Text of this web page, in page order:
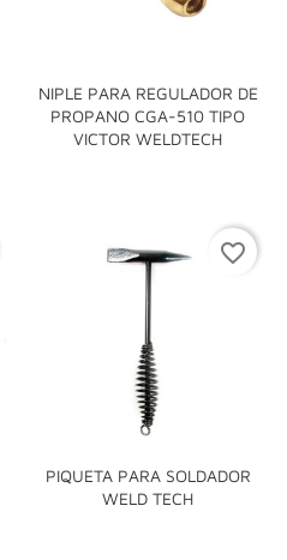
NIPLE PARA REGULADOR DE
PROPANO CGA-510 TIPO
VICTOR WELDTECH
PIQUETA PARA SOLDADOR
WELD TECH
favorite_border